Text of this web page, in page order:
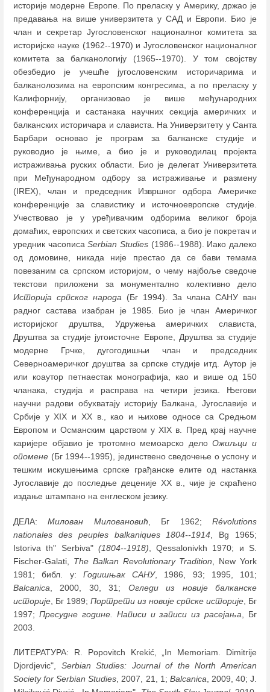
историје модерне Европе. По преласку у Америку, држао је
предавања на више универзитета у САД и Европи. Био је
члан и секретар Југословенског националног комитета за
историјске науке (1962--1970) и Југословенског националног
комитета за балканологију (1965--1970). У том својству
обезбедио је учешће југословенским историчарима и
балканолозима на европским конгресима, а по преласку у
Калифорнију, организовао је више међународних
конференција и састанака научних секција америчких и
балканских историчара и слависта. На Универзитету у Санта
Барбари основао је програм за балканске студије и
руководио је њиме, а био је и руководилац пројекта
истраживања руских области. Био је делегат Универзитета
при Међународном одбору за истраживање и размену
(IREX), члан и председник Извршног одбора Америчке
конференције за славистику и источноевропске студије.
Учествовао је у уређивачким одборима великог броја
домаћих, европских и светских часописа, а био је покретач и
уредник часописаSerbian Studies (1986--1988). Иако далеко
од домовине, никада није престао да се бави темама
повезаним са српском историјом, о чему најбоље сведоче
текстови приложени за монументално колективно дело
Историја српског народа (Бг 1994). За члана САНУ ван
радног састава изабран је 1985. Био је члан Америчког
историјског друштва, Удружења америчких слависта,
Друштва за студије југоисточне Европе, Друштва за студије
модерне Грчке, дугогодишњи члан и председник
Северноамеричког друштва за српске студије итд. Аутор је
или коаутор петнаестак монографија, као и више од 150
чланака, студија и расправа на четири језика. Његови
научни радови обухватају историју Балкана, Југославије и
Србије у XIX и XX в., као и њихове односе са Средњом
Европом и Османским царством у XIX в. Пред крај научне
каријере објавио је тротомнo мемоарско делоОжиљци и
опомене (Бг 1994--1995), јединствено сведочење о успону и
тешким искушењима српске грађанске елите од настанка
Југославије до последње деценије XX в., чије је скраћено
издање штампано на енглеском језику.
ДЕЛА:Милован Миловановић , Бг 1962;Révolutions
nationales des peuples balkaniques 1804--1914 , Bg 1965;
Istoriva th" Serbiva" (1804--1918) , Qessalonivkh 1970; и S.
Fischer-Galati, The Balkan Revolutionary Tradition , New York
1981; библ. у: Годишњак САНУ, 1986, 93; 1995, 101;
Balcanica , 2000, 30, 31; Огледи из новије балканске
историје , Бг 1989; Портрети из новије српске историје , Бг
1997; Пресудне године. Написи и записи из расејања , Бг
2003.
ЛИТЕРАТУРА: R. Popovitch Krekić, „In Memoriam. Dimitrije
Djordjevic", Serbian Studies: Journal of the North American
Society for Serbian Studies , 2007, 21, 1; Balcanica , 2009, 40; J.